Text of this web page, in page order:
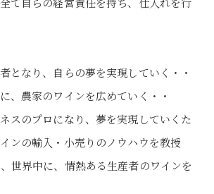
となり、自らの夢を実現していく・・
、農家のワインを広めていく・・
スのプロになり、夢を実現していくた
ンの輸入・小売りのノウハウを教授
世界中に、情熱ある生産者のワインを